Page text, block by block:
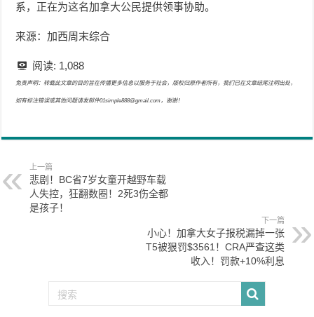
系，正在为这名加拿大公民提供领事协助。
来源：加西周末综合
阅读: 1,088
免责声明：转载此文章的目的旨在传播更多信息以服务于社会，版权归原作者所有，我们已在文章结尾注明出处，
如有标注错误或其他问题请发邮件01simple888@gmail.com，谢谢！
上一篇
悲剧！BC省7岁女童开越野车载
人失控，狂翻数圈！2死3伤全都
是孩子！
下一篇
小心！加拿大女子报税漏掉一张
T5被狠罚$3561！CRA严查这类
收入！罚款+10%利息